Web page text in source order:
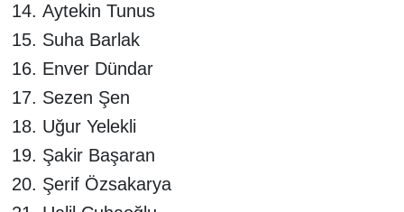
Aytekin Tunus
Suha Barlak
Enver Dündar
Sezen Şen
Uğur Yelekli
Şakir Başaran
Şerif Özsakarya